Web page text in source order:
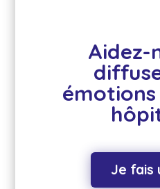
Aidez-
émotions
Je fais